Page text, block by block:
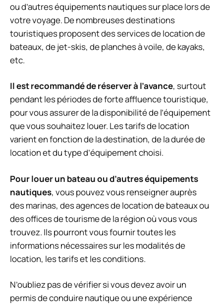
ou d’autres équipements nautiques sur place lors de
votre voyage. De nombreuses destinations
touristiques proposent des services de location de
bateaux, de jet-skis, de planches à voile, de kayaks,
etc.
Il est recommandé de réserver à l’avance, surtout
pendant les périodes de forte affluence touristique,
pour vous assurer de la disponibilité de l’équipement
que vous souhaitez louer. Les tarifs de location
varient en fonction de la destination, de la durée de
location et du type d’équipement choisi.
Pour louer un bateau ou d’autres équipements
nautiques, vous pouvez vous renseigner auprès
des marinas, des agences de location de bateaux ou
des offices de tourisme de la région où vous vous
trouvez. Ils pourront vous fournir toutes les
informations nécessaires sur les modalités de
location, les tarifs et les conditions.
N’oubliez pas de vérifier si vous devez avoir un
permis de conduire nautique ou une expérience